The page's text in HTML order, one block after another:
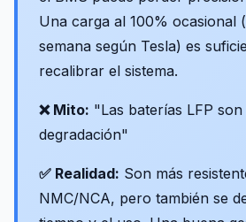
Una carga al 100% ocasional
semana según Tesla) es
recalibrar el sistema.
❌ Mito: "Las baterías LFP
degradación"
✅ Realidad: Son más
NMC/NCA, pero también se